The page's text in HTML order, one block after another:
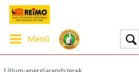
Menü
Lítium-energiarendszerek